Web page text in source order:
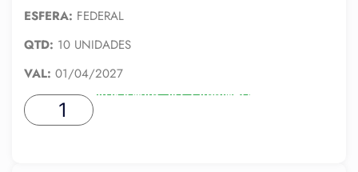
ESFERA: FEDERAL
QTD: 10 UNIDADES
VAL: 01/04/2027
ADICIONAR AO CARRINHO